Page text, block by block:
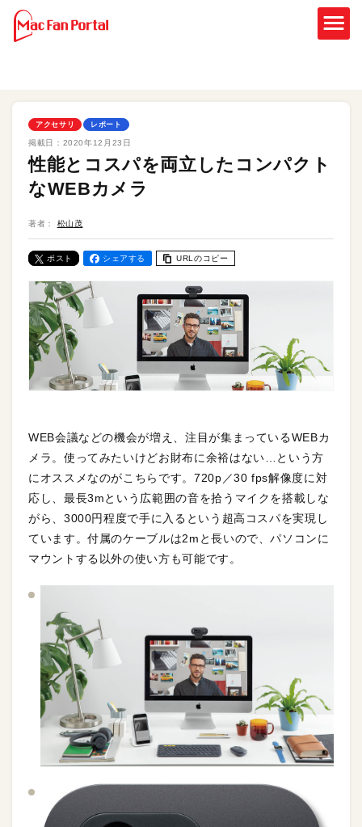
アクセサリ レポート
掲載日： 2020年12月23日
性能とコスパを両立したコンパクト
なWEBカメラ
著者： 松山茂
ポスト シェアする URLのコピー
WEB会議などの機会が増え、注目が集まっているWEBカ
メラ。使ってみたいけどお財布に余裕はない…という方
にオススメなのがこちらです。720p／30 fps解像度に対
応し、最長3mという広範囲の音を拾うマイクを搭載しな
がら、3000円程度で手に入るという超高コスパを実現し
ています。付属のケーブルは2mと長いので、パソコンに
マウントする以外の使い方も可能です。